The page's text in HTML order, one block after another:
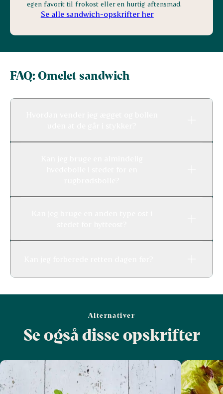
egen favorit til frokost eller en hurtig aftensmad.
Se alle sandwich-opskrifter her
FAQ: Omelet sandwich
Alternativer
Se også disse opskrifter